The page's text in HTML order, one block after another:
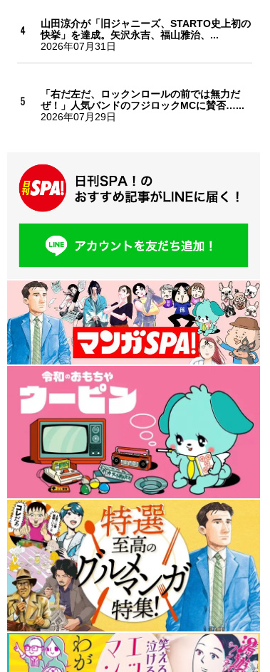
山田涼介が「旧ジャニーズ、STARTO史上初の
快挙」を達成。矢沢永吉、福山雅治、...
2026年07月31日
「右だ左だ、ロックンロールの前では無力だ
ぜ！」人気バンドのフジロックMCに賛否…...
2026年07月29日